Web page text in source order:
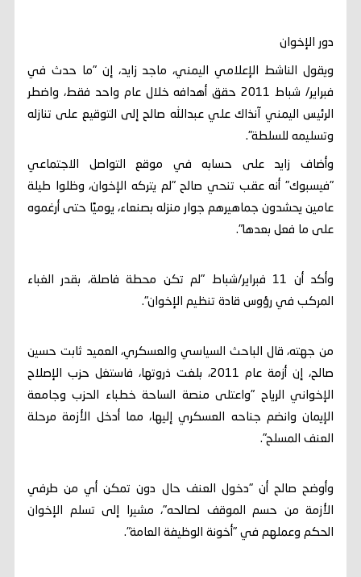
دور الإخوان
ويقول الناشط الإعلامي اليمني، ماجد زايد، إن "ما حدث في
فبراير/ شباط 2011 حقق أهدافه خلال عام واحد فقط، واضطر
الرئيس اليمني آنذاك علي عبدالله صالح إلى التوقيع على تنازله
وتسليمه للسلطة".
وأضاف زايد على حسابه في موقع التواصل الاجتماعي
"فيسبوك" أنه عقب تنحي صالح "لم يتركه الإخوان، وظلوا طيلة
عامين يحشدون جماهيرهم جوار منزله بصنعاء، يوميًا حتى أرغموه
على ما فعل بعدها".
وأكد أن 11 فبراير/شباط "لم تكن محطة فاصلة، بقدر الغباء
المركب في رؤوس قادة تنظيم الإخوان".
من جهته، قال الباحث السياسي والعسكري، العميد ثابت حسين
صالح، إن أزمة عام 2011، بلغت ذروتها، فاستغل حزب الإصلاح
الإخواني الرياح "واعتلى منصة الساحة خطباء الحزب وجامعة
الإيمان وانضم جناحه العسكري إليها، مما أدخل الأزمة مرحلة
العنف المسلح".
وأوضح صالح أن "دخول العنف حال دون تمكن أي من طرفي
الأزمة من حسم الموقف لصالحه"، مشيرا إلى تسلم الإخوان
الحكم وعملهم في "أخونة الوظيفة العامة".